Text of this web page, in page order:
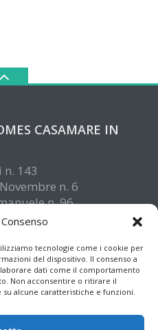
tecnologie come i cookie per
del dispositivo. Il consenso a
dati come il comportamento
Non acconsentire o ritirare il
alcune caratteristiche e funzioni.
CASAMARE IN
n. 143
n. 6
n. 96
n. 15
n. 61